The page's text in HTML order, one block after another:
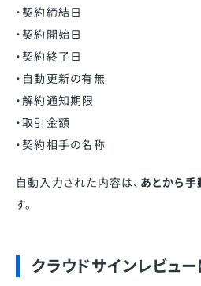
・契約締結日
・契約開始日
・契約終了日
・自動更新の有無
・解約通知期限
・取引金額
・契約相手の名称
自動入力された内容は、 あとから手
す。
クラウドサインレビュ